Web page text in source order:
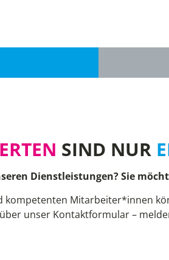
SIND NUR
Dienstleistungen? Sie
kompetenten Mitarbeiter*innen
unser Kontaktformular –